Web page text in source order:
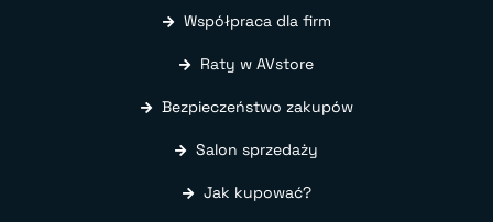
Współpraca dla firm
Raty w AVstore
Bezpieczeństwo zakupów
Salon sprzedaży
Jak kupować?